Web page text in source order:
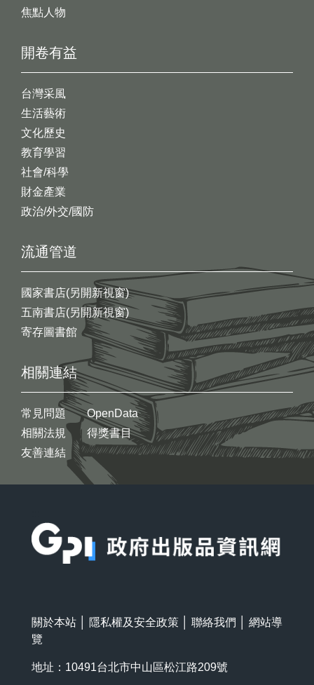
開卷有益
台灣采風
生活藝術
文化歷史
教育學習
社會/科學
財金產業
政治/外交/國防
焦點人物
流通管道
國家書店(另開新視窗)
五南書店(另開新視窗)
寄存圖書館
相關連結
常見問題
相關法規
友善連結
OpenData
得獎書目
關於本站 隱私權及安全政策 聯絡我們
網站導
覽
地址：10491台北市中山區松江路209號